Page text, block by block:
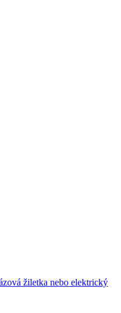
žiletka nebo elektrický